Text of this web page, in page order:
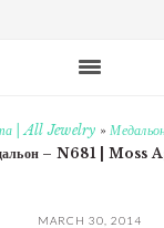
| All Jewelry »
– N681 |
MARCH 30, 2014